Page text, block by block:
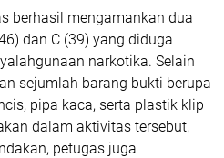
berhasil mengamankan dua
dan C (39) yang diduga
narkotika. Selain
sejumlah barang bukti berupa
pipa kaca, serta plastik klip
dalam aktivitas tersebut,
petugas juga